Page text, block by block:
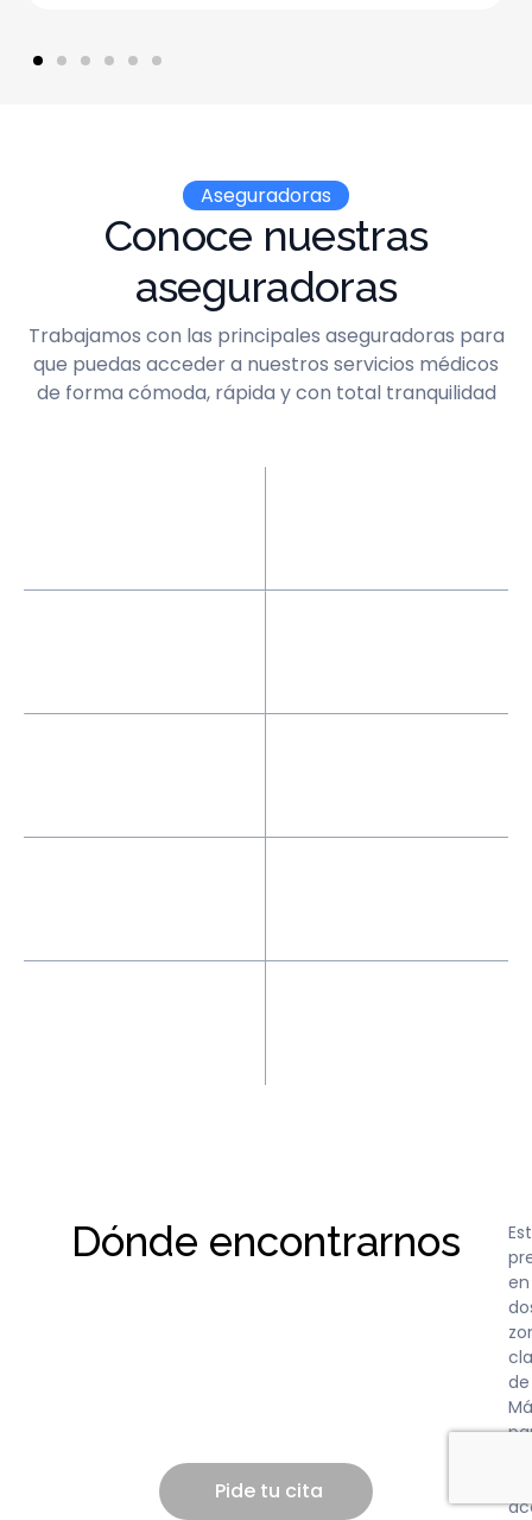
Aseguradoras
Conoce nuestras
aseguradoras
Trabajamos con las principales aseguradoras para
que puedas acceder a nuestros servicios médicos
de forma cómoda, rápida y con total tranquilidad
Dónde encontrarnos
en
de
Pide tu cita